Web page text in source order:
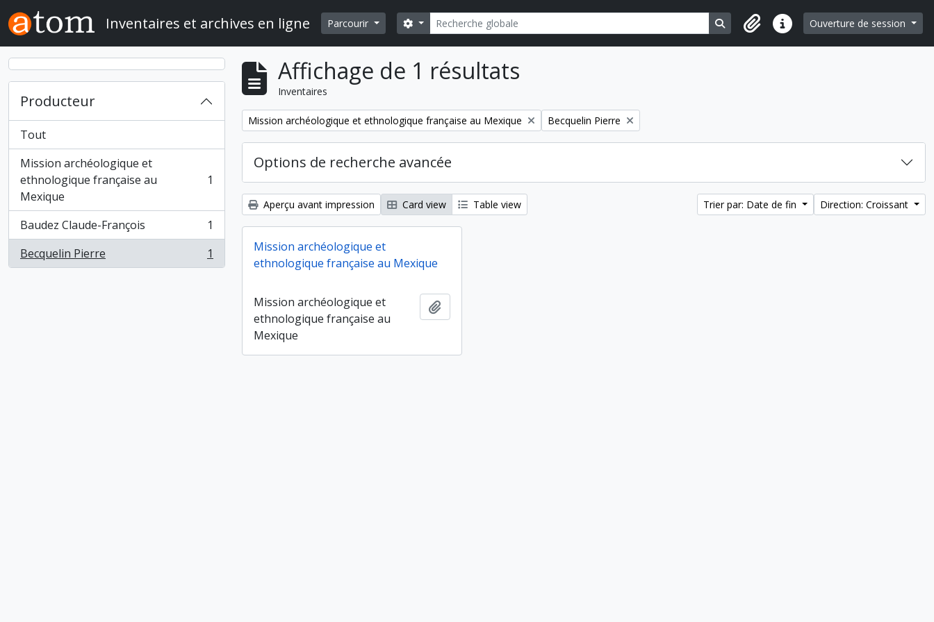
Skip to main content
Inventaires et archives en ligne Parcourir Rechercher
Search options Search in browse page
Liens rapidesOuverture de session
Producteur
Tout
Mission archéologique et
ethnologique française au
Mexique
, 1 résultats 1
Baudez Claude-François
, 1 résultats
1
Becquelin Pierre
, 1 résultats 1
Affichage de 1 résultats
Inventaires
Remove filter:
Mission archéologique et ethnologique française au Mexique Remove filter:
Becquelin Pierre
Options de recherche avancée
Aperçu avant impression Card view Table view Trier par: Date de fin Direction: Croissant
Mission archéologique et
ethnologique française au Mexique
Mission archéologique et
ethnologique française au
Mexique